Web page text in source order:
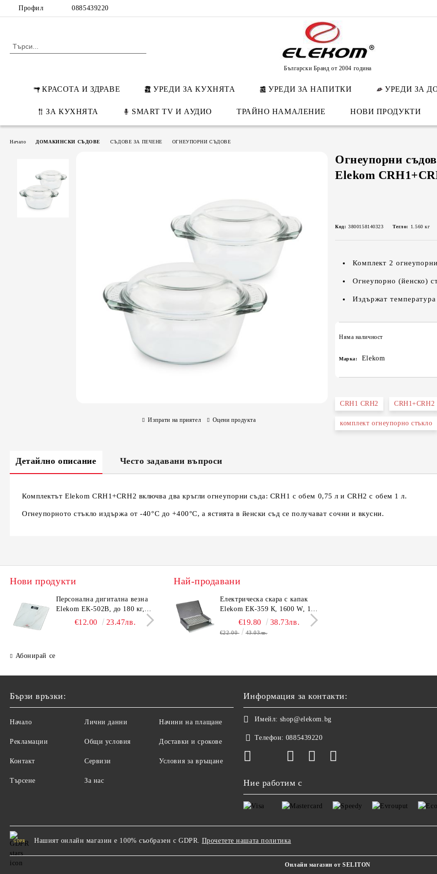
Профил 0885439220
Български Бранд от 2004 година
КРАСОТА И ЗДРАВЕ УРЕДИ ЗА КУХНЯТА УРЕДИ ЗА НАПИТКИ УРЕДИ ЗА
ЗА КУХНЯТА SMART TV И АУДИО ТРАЙНО НАМАЛЕНИЕ НОВИ ПРОДУКТИ
Начало ДОМАКИНСКИ СЪДОВЕ СЪДОВЕ ЗА ПЕЧЕНЕ ОГНЕУПОРНИ СЪДОВЕ
Огнеупорни
Elekom
Код: 3800158140323 Тегло: 1.560 кг
Комплект 2
Огнеупорно (йенско)
Издържат
Няма наличност
Марка: Elekom
CRH1 CRH2 CRH1+CRH2
комплект огнеупорно стъкло
Изпрати на приятел Оцени продукта
Детайлно описание Често задавани въпроси
Комплектът Elekom CRH1+CRH2 включва два кръгли огнеупорни съда: CRH1 с обем 0,75 л и CRH2 с обем 1 л.
Огнеупорното стъкло издържа от -40°C до +400°C, а ястията в йенски съд се получават сочни и вкусни.
Нови продукти
Персонална дигитална везна
Elekom ЕК-502B, до 180 кг,
LCD дисплей, Темперирано
€12.00 23.47лв.
Електронен кантар Elekom
EK-403А, до 180 кг, LCD
дисплей, Темперирано стъкло
- 6.0 мм, Размери 30x30x2.4
€10.50 20.54лв.
Абонирай се
Най-продавани
Електрическа скара с капак
Elekom ЕК-359 К, 1600 W, 12
бр. неръждаеми тръбни
нагревятеля
€19.80 38.73лв.
€22.00 43.03лв.
Бързи връзки:
Начало
Рекламации
Контакт
Търсене
Лични данни
Общи условия
Сервизи
За нас
Начини на плащане
Доставки и срокове
Условия за връщане
Информация за контакти:
Имейл: shop@elekom.bg
Телефон: 0885439220
Ние работим с
GDPR Нашият онлайн магазин е 100% съобразен с GDPR. Прочетете нашата политика
Онлайн магазин от SELITON